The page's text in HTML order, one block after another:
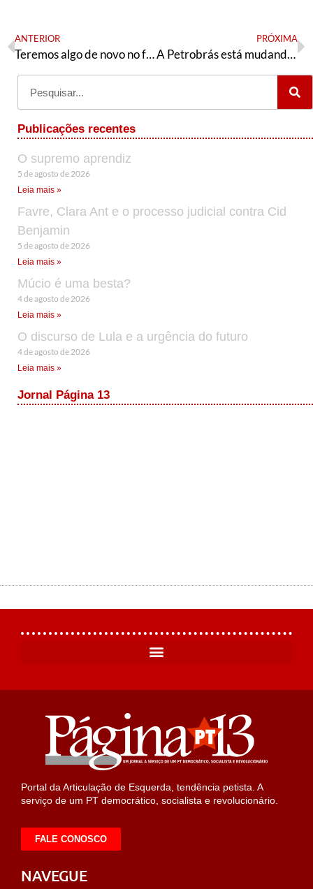
ANTERIOR
Teremos algo de novo no front?
PRÓXIMA
A Petrobrás está mudando, mas podemos fazer mais
Publicações recentes
O supremo aprendiz
5 de agosto de 2026
Leia mais »
Favre, Clara Ant e o processo judicial contra Cid
Benjamin
5 de agosto de 2026
Leia mais »
Múcio é uma besta?
4 de agosto de 2026
Leia mais »
O discurso de Lula e a urgência do futuro
4 de agosto de 2026
Leia mais »
Jornal Página 13
Portal da Articulação de Esquerda, tendência petista. A
serviço de um PT democrático, socialista e revolucionário.
FALE CONOSCO
NAVEGUE